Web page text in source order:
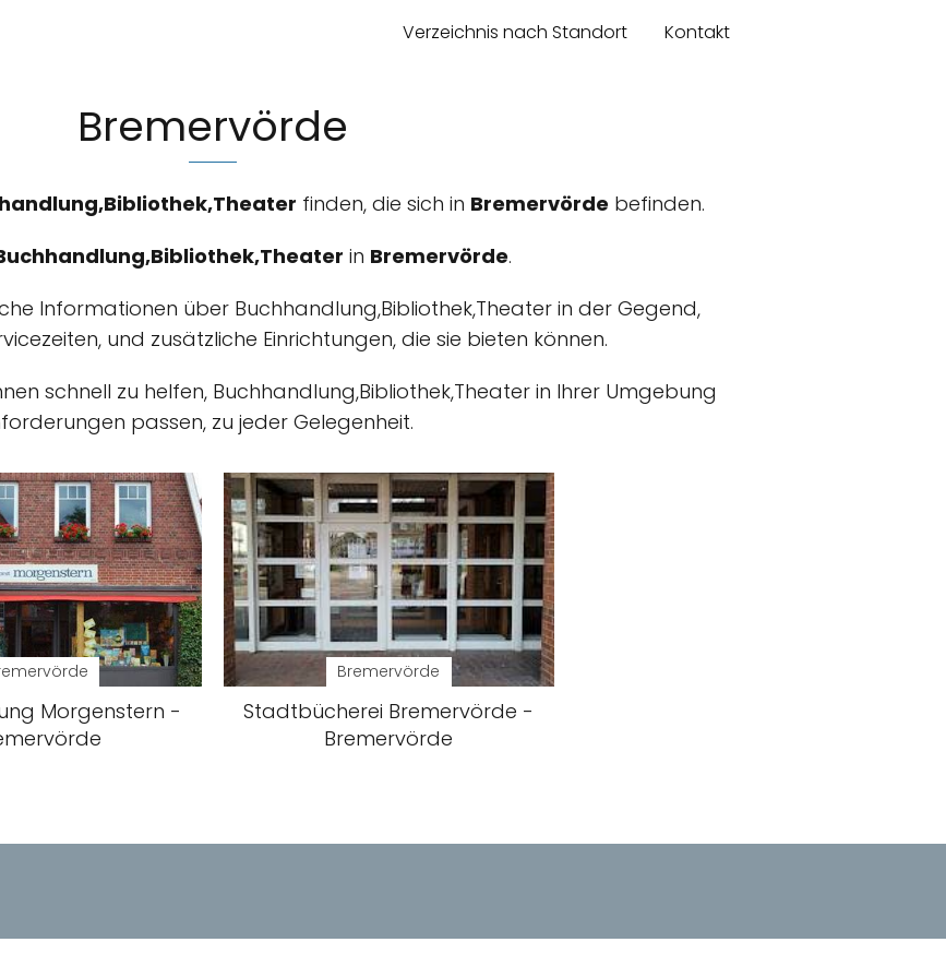
Verzeichnis nach Standort Kontakt
Bremervörde
finden, die sich in Bremervörde befinden.
in Bremervörde.
Informationen über Buchhandlung,Bibliothek,Theater in der Gegend,
und zusätzliche Einrichtungen, die sie bieten können.
schnell zu helfen, Buchhandlung,Bibliothek,Theater in Ihrer Umgebung
passen, zu jeder Gelegenheit.
Morgenstern -
Bremervörde
Stadtbücherei Bremervörde -
Bremervörde